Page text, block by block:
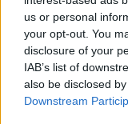
us or personal
your opt-out. You
disclosure of your
IAB’s list of
also be disclosed
Downstream
Brent chute de 8,3
résilient
Juliette Bernard · 6 Août